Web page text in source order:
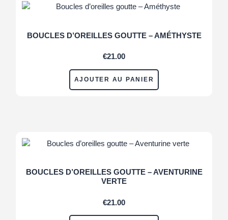
BOUCLES D’OREILLES GOUTTE – AMÉTHYSTE
€21.00
AJOUTER AU PANIER
BOUCLES D’OREILLES GOUTTE – AVENTURINE
VERTE
€21.00